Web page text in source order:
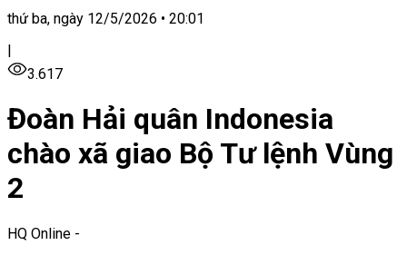
thứ ba, ngày 12/5/2026 • 20:01
|
3.617
Đoàn Hải quân Indonesia
chào xã giao Bộ Tư lệnh Vùng
2
HQ Online -